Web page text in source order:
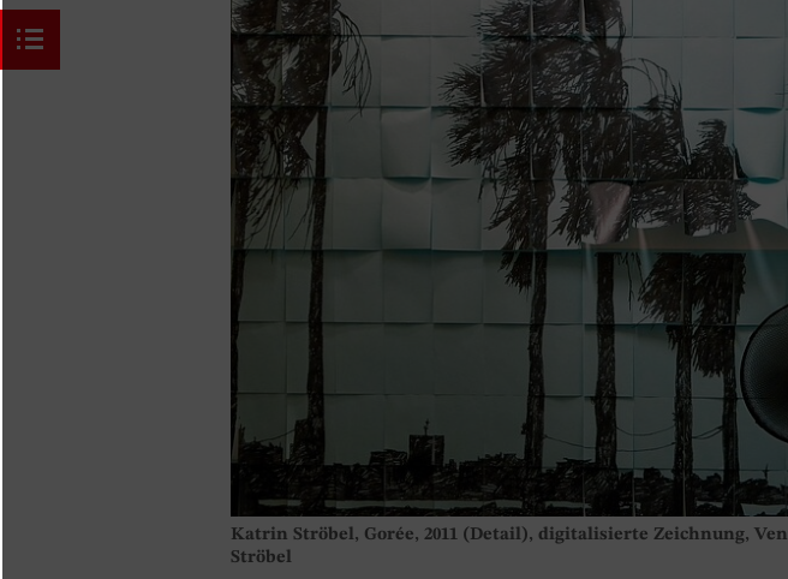
Katrin Ströbel, Gorée, 2011 (Detail), digitalisierte Zeichnung,
Ströbel